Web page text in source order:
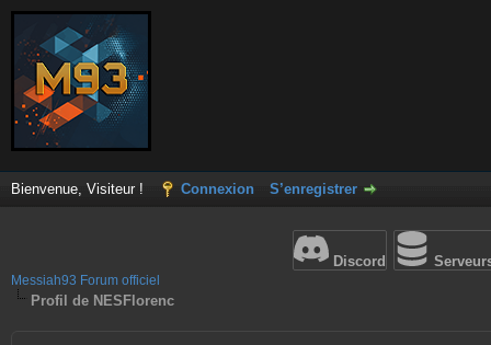
Bienvenue, Visiteur ! Connexion S’enregistrer
Discord
Messiah93 Forum officiel
Profil de NESFlorenc